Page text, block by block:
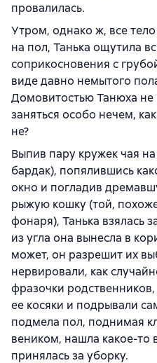
провалилась.
Утром, однако ж, все
на пол, Танька ощутила
соприкосновения с
виде давно немытого
Домовитостью Танюха не
заняться особо нечем,
не?
Выпив пару кружек чая
бардак), попялившись
окно и погладив
рыжую кошку (той,
фонаря), Танька взялась
из угла она вынесла в
может, он разрешит их
нервировали, как
фразочки
ее косяки и подрывали
подмела пол, поднимая
веником, нашла какое-то
принялась за уборку.